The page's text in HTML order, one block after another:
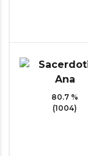
80.7 %
(1004)